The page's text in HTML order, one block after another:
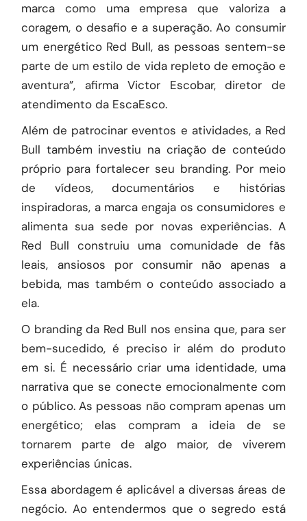
marca como uma empresa que valoriza a
coragem, o desafio e a superação. Ao consumir
um energético Red Bull, as pessoas sentem-se
parte de um estilo de vida repleto de emoção e
aventura”, afirma Victor Escobar, diretor de
atendimento da EscaEsco.
Além de patrocinar eventos e atividades, a Red
Bull também investiu na criação de conteúdo
próprio para fortalecer seu branding. Por meio
de vídeos, documentários e histórias
inspiradoras, a marca engaja os consumidores e
alimenta sua sede por novas experiências. A
Red Bull construiu uma comunidade de fãs
leais, ansiosos por consumir não apenas a
bebida, mas também o conteúdo associado a
ela.
O branding da Red Bull nos ensina que, para ser
bem-sucedido, é preciso ir além do produto
em si. É necessário criar uma identidade, uma
narrativa que se conecte emocionalmente com
o público. As pessoas não compram apenas um
energético; elas compram a ideia de se
tornarem parte de algo maior, de viverem
experiências únicas.
Essa abordagem é aplicável a diversas áreas de
negócio. Ao entendermos que o segredo está